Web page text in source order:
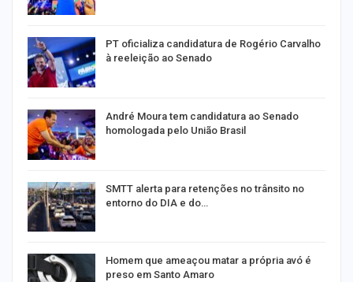
PT oficializa candidatura de Rogério Carvalho
à reeleição ao Senado
André Moura tem candidatura ao Senado
homologada pelo União Brasil
SMTT alerta para retenções no trânsito no
entorno do DIA e do…
Homem que ameaçou matar a própria avó é
preso em Santo Amaro